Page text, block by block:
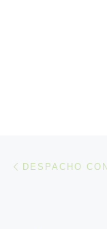
Post